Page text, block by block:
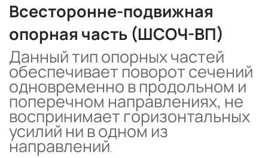
Всесторонне-подвижная
опорная часть (ШСОЧ-ВП)
Данный тип опорных частей
обеспечивает поворот сечений
одновременно в продольном и
поперечном направлениях, не
воспринимает горизонтальных
усилий ни в одном из
направлений.